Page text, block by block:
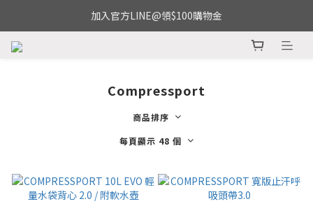
加入官方LINE@領$100購物金
Compressport
商品排序
每頁顯示 48 個